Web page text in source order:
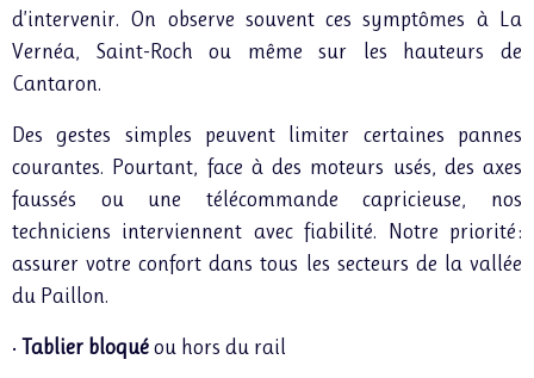
d’intervenir. On observe souvent ces symptômes à La
Vernéa, Saint-Roch ou même sur les hauteurs de
Cantaron.
Des gestes simples peuvent limiter certaines pannes
courantes. Pourtant, face à des moteurs usés, des axes
faussés ou une télécommande capricieuse, nos
techniciens interviennent avec fiabilité. Notre priorité :
assurer votre confort dans tous les secteurs de la vallée
du Paillon.
• Tablier bloqué ou hors du rail